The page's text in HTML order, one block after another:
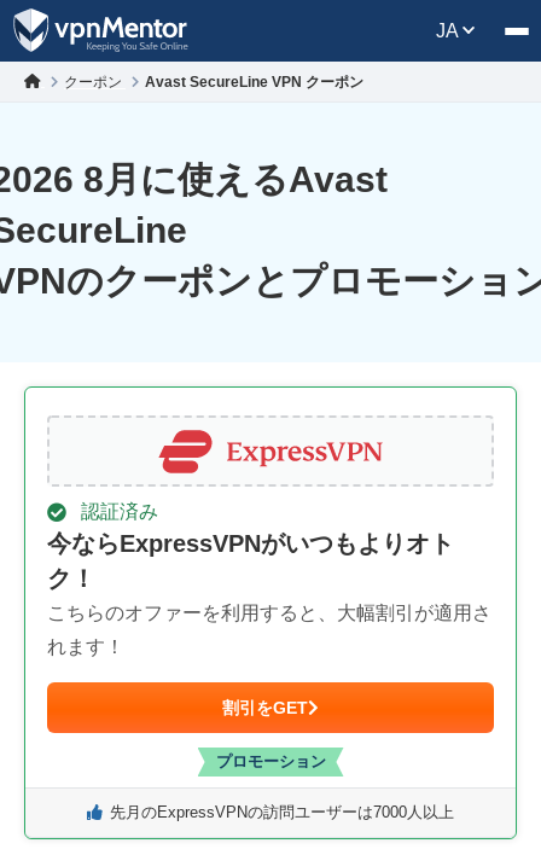
JA
クーポン Avast SecureLine VPN クーポン
8月に使えるAvast
のクーポンとプロモーショ
認証済み
今ならExpressVPNがいつもよりオト
ク！
こちらのオファーを利用すると、大幅割引が適用さ
れます！
割引をGET
プロモーション
先月のExpressVPNの訪問ユーザーは7000人以上